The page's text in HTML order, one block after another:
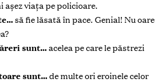
aşez viaţa pe policioare.
să fie lăsată în pace. Genial! Nu oare
sunt…acelea pe care le păstrezi
sunt…de multe ori eroinele celor